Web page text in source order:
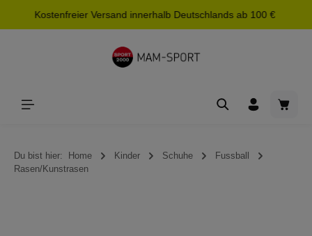
springen
Kostenfreier Versand innerhalb Deutschlands ab 100 €
Du bist hier: Home Kinder Schuhe
Fussball
Rasen/Kunstrasen